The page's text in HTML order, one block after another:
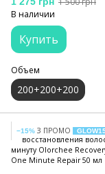
В наличии
Купить
Объем
200+200+200
−15% З ПРОМО